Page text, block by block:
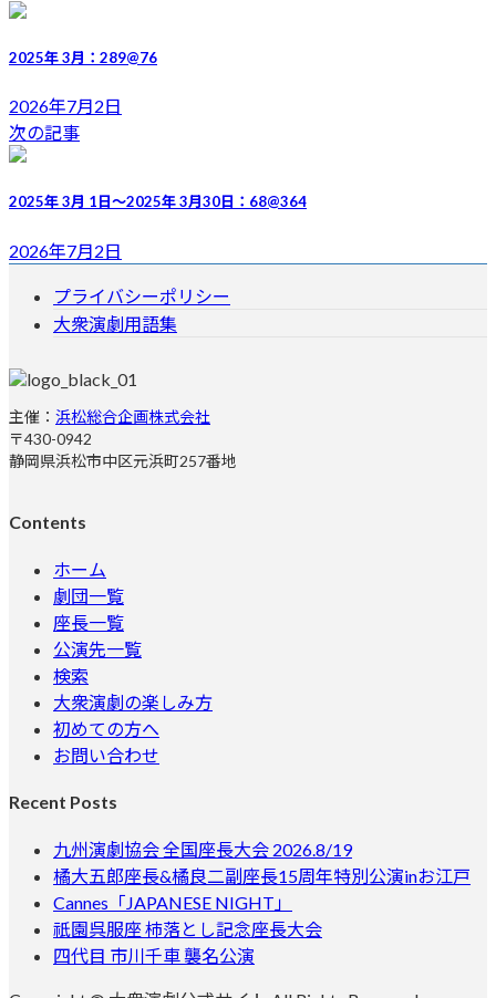
日
2025年 3月：289@76
2026年7月2日
次の記事
2025年 3月 1日～2025年 3月30日：68@364
2026年7月2日
プライバシーポリシー
大衆演劇用語集
主催： 浜松総合企画株式会社
〒430-0942
静岡県浜松市中区元浜町257番地
Contents
ホーム
劇団一覧
座長一覧
公演先一覧
検索
大衆演劇の楽しみ方
初めての方へ
お問い合わせ
Recent Posts
九州演劇協会 全国座長大会 2026.8/19
橘大五郎座長&橘良二副座長15周年特別公演inお江戸
Cannes「JAPANESE NIGHT」
祇園呉服座 柿落とし記念座長大会
四代目 市川千車 襲名公演